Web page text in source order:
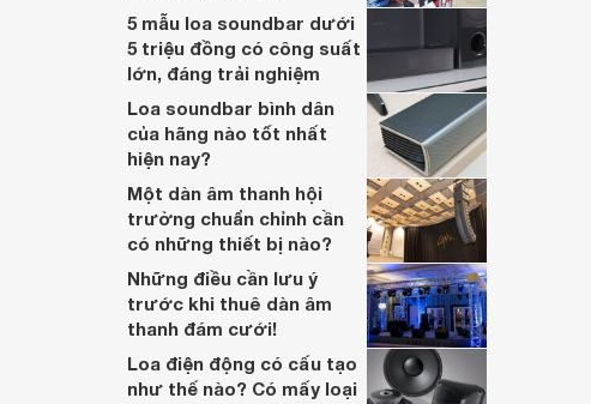
5 mẫu loa soundbar dưới
5 triệu đồng có công suất
lớn, đáng trải nghiệm
Loa soundbar bình dân
của hãng nào tốt nhất
hiện nay?
Một dàn âm thanh hội
trường chuẩn chỉnh cần
có những thiết bị nào?
Những điều cần lưu ý
trước khi thuê dàn âm
thanh đám cưới!
Loa điện động có cấu tạo
như thế nào? Có mấy loại